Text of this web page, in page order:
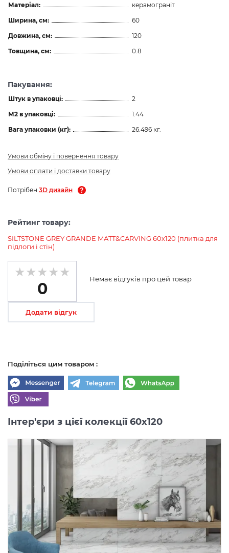
Матеріал:
керамограніт
Ширина, см:
60
Довжина, см:
120
Товщина, см:
0.8
Пакування:
Штук в упаковці:
2
М2 в упаковці:
1.44
Вага упаковки (кг):
26.496 кг.
Умови обміну і повернення товару
Умови оплати і доставки товару
Потрібен 3D дизайн
Рейтинг товару:
SILTSTONE GREY GRANDE MATT&CARVING 60х120 (плитка для
підлоги і стін)
0
Немає відгуків про цей товар
Додати відгук
Поділіться цим товаром :
Інтер'єри з цієї колекції 60x120